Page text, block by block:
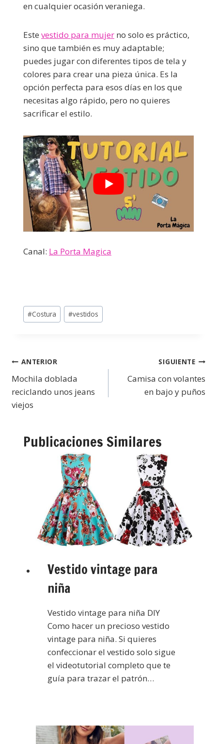
en cualquier ocasión veraniega.
Este vestido para mujer no solo es práctico,
sino que también es muy adaptable;
puedes jugar con diferentes tipos de tela y
colores para crear una pieza única. Es la
opción perfecta para esos días en los que
necesitas algo rápido, pero no quieres
sacrificar el estilo.
Canal: La Porta Magica
#Costura #vestidos
ANTERIOR
Mochila doblada
reciclando unos jeans
viejos
SIGUIENTE
Camisa con volantes
en bajo y puños
Publicaciones Similares
Vestido vintage para
niña
Vestido vintage para niña DIY
Como hacer un precioso vestido
vintage para niña. Si quieres
confeccionar el vestido solo sigue
el videotutorial completo que te
guía para trazar el patrón…